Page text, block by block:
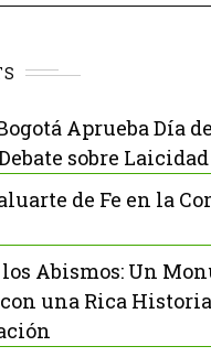
Aprueba Día
sobre Laicidad
de Fe en la
Abismos: Un
una Rica